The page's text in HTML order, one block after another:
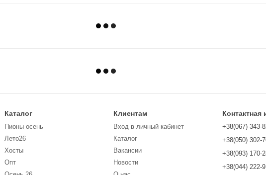
Каталог
Пионы осень
Лето26
Хосты
Опт
Клиентам
Вход в личный кабинет
Каталог
Вакансии
Новости
+38(067) 343-
+38(050) 302-
+38(093) 170-
+38(044) 222-